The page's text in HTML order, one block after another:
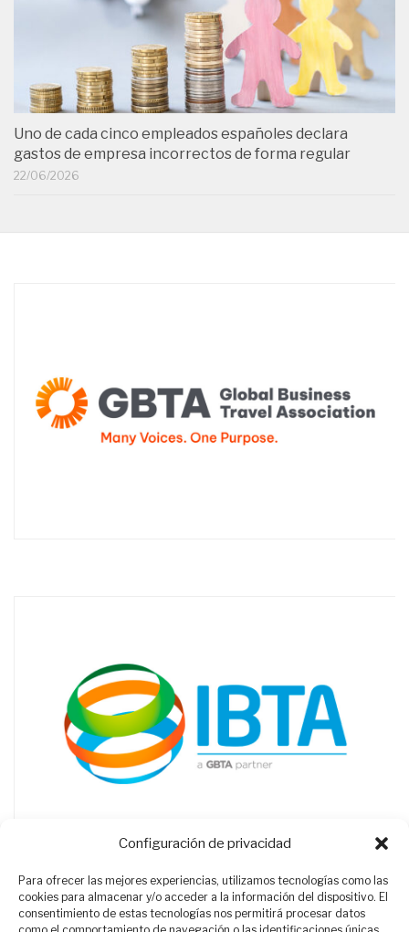
Configuración de privacidad
Para ofrecer las mejores experiencias, utilizamos tecnologías como las
cookies para almacenar y/o acceder a la información del dispositivo. El
consentimiento de estas tecnologías nos permitirá procesar datos
Uno de cada cinco empleados españoles declara
gastos de empresa incorrectos de forma regular
22/06/2026